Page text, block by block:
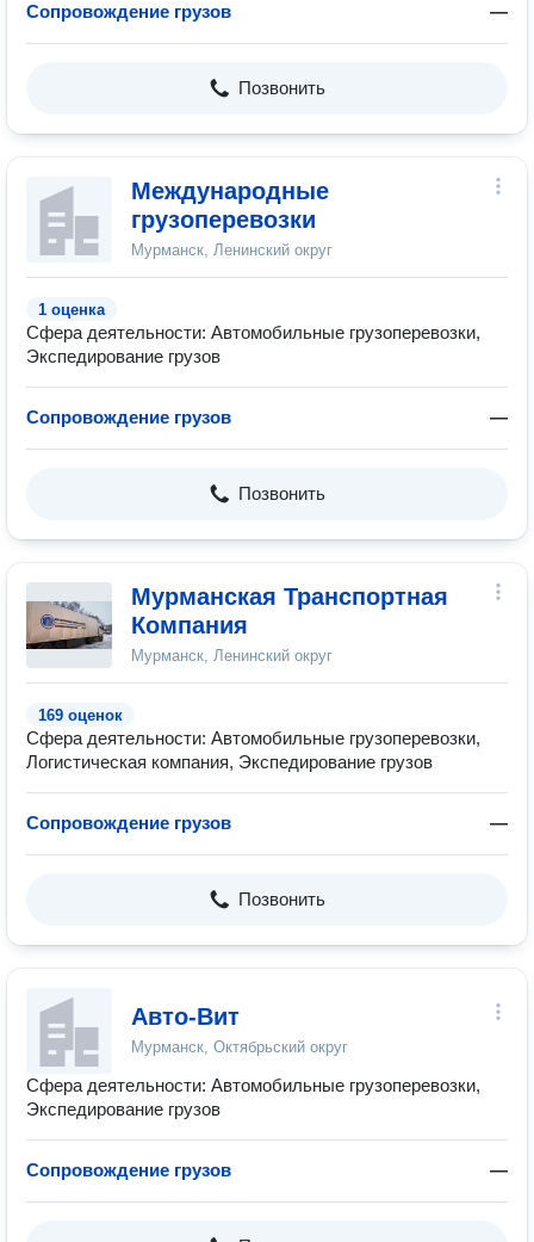
Сопровождение грузов —
Позвонить
Международные
грузоперевозки
Мурманск, Ленинский округ
1 оценка
Сфера деятельности: Автомобильные грузоперевозки,
Экспедирование грузов
Сопровождение грузов —
Позвонить
Мурманская Транспортная
Компания
Мурманск, Ленинский округ
169 оценок
Сфера деятельности: Автомобильные грузоперевозки,
Логистическая компания, Экспедирование грузов
Сопровождение грузов —
Позвонить
Авто-Вит
Мурманск, Октябрьский округ
Сфера деятельности: Автомобильные грузоперевозки,
Экспедирование грузов
Сопровождение грузов —